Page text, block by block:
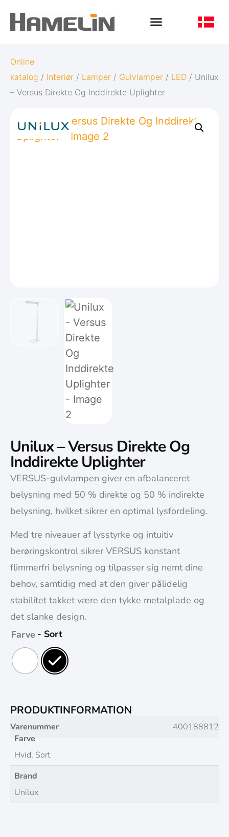
Online
katalog / Interiør / Lamper / Gulvlamper / LED / Unilux
– Versus Direkte Og Inddirekte Uplighter
Unilux – Versus Direkte Og
Inddirekte Uplighter
VERSUS-gulvlampen giver en afbalanceret
belysning med 50 % direkte og 50 % indirekte
belysning, hvilket sikrer en optimal lysfordeling.
Med tre niveauer af lysstyrke og intuitiv
berøringskontrol sikrer VERSUS konstant
flimmerfri belysning og tilpasser sig nemt dine
behov, samtidig med at den giver pålidelig
stabilitet takket være den tykke metalplade og
det slanke design.
Farve - Sort
PRODUKTINFORMATION
Varenummer
400188812
Farve
Hvid, Sort
Brand
Unilux